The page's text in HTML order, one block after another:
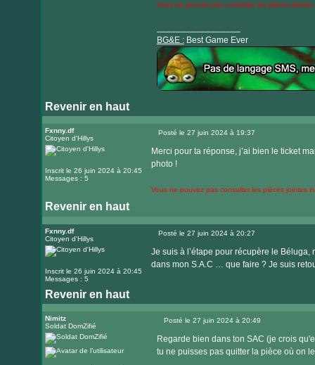
Vous ne pouvez pas consulter les pièces
BG&E :Best Game Ever
Revenir en haut
Visiter
le
internet
Fxnny.df
Citoyen d'Hillys
Inscrit le 26 juin 2024 à 20:45
Messages : 5
Posté le 27 juin 2024 à 19:37
Merci pour ta réponse, j’ai bien le ticket
photo !
Vous ne pouvez pas consulter les pièces jointes
Revenir en haut
Fxnny.df
Citoyen d'Hillys
Inscrit le 26 juin 2024 à 20:45
Messages : 5
Posté le 27 juin 2024 à 20:27
Je suis à l’étape pour récupère le
dans mon S.A.C … que faire ? Je suis
Revenir en haut
Nimitz
Soldat DomZifié
Posté le 27 juin 2024 à 20:49
Regarde bien dans ton SAC (je crois
tu ne puisses pas quitter la pièce où on